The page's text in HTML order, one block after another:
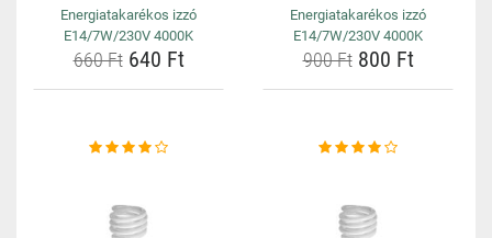
Energiatakarékos izzó
E14/7W/230V 4000K
660 Ft640 Ft
Energiatakarékos izzó
E14/7W/230V 4000K
900 Ft800 Ft